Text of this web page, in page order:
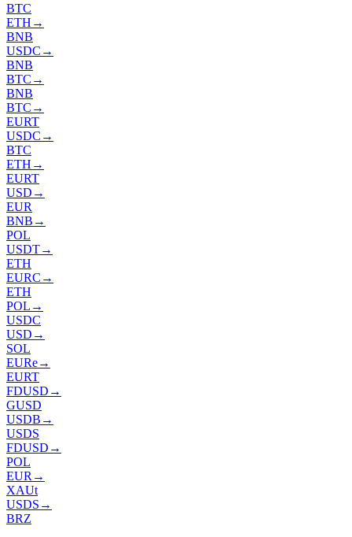
BTC
ETH →
BNB
USDC →
BNB
BTC →
BNB
BTC →
EURT
USDC →
BTC
ETH →
EURT
USD →
EUR
BNB →
POL
USDT→
ETH
EURC →
ETH
POL →
USDC
USD →
SOL
EURe→
EURT
FDUSD →
GUSD
USDB →
USDS
FDUSD →
POL
EUR →
XAUt
USDS →
BRZ